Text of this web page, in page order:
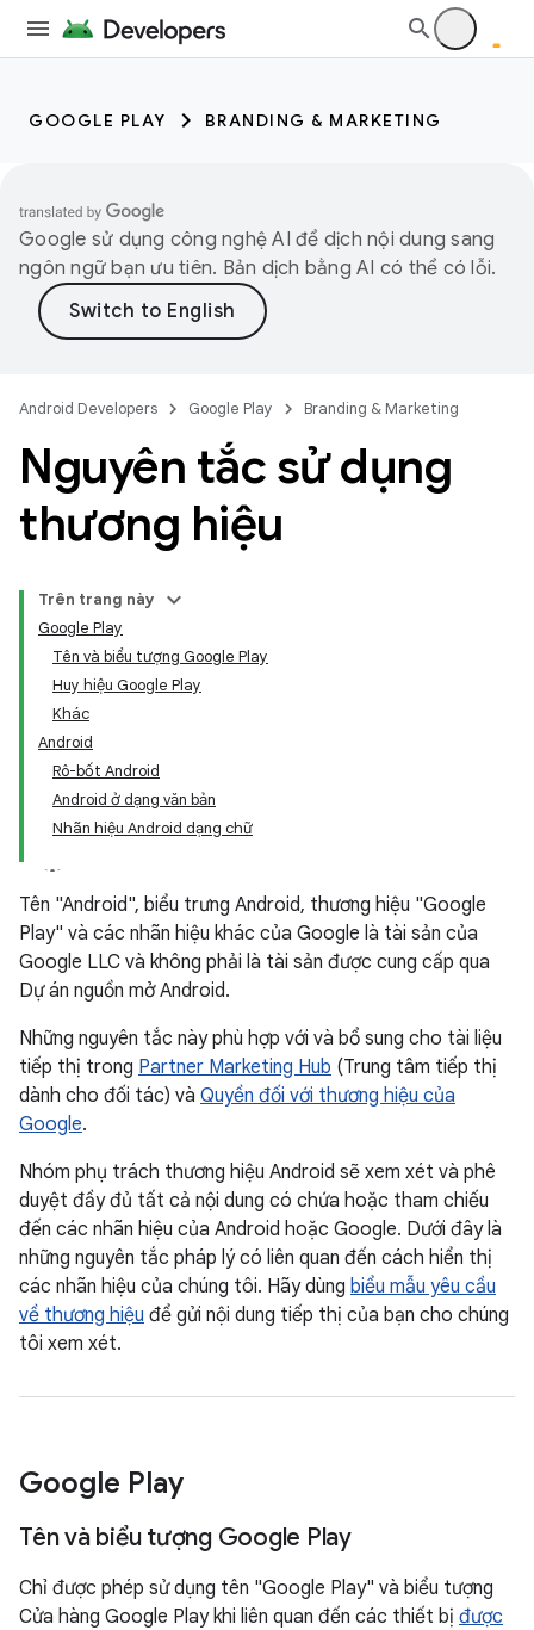
GOOGLE PLAY BRANDING & MARKETING
Google sử dụng công nghệ AI để dịch nội dung sang
ngôn ngữ bạn ưu tiên. Bản dịch bằng AI có thể có lỗi.
Android Developers Google Play Branding & Marketing
Nguyên tắc sử dụng
thương hiệu
Trên trang này
Google Play
Tên và biểu tượng Google Play
Huy hiệu Google Play
Khác
Android
Rô-bốt Android
Android ở dạng văn bản
Nhãn hiệu Android dạng chữ
Tên "Android", biểu trưng Android, thương hiệu "Google
Play" và các nhãn hiệu khác của Google là tài sản của
Google LLC và không phải là tài sản được cung cấp qua
Dự án nguồn mở Android.
Những nguyên tắc này phù hợp với và bổ sung cho tài liệu
tiếp thị trong Partner Marketing Hub (Trung tâm tiếp thị
dành cho đối tác) và Quyền đối với thương hiệu của
Google.
Nhóm phụ trách thương hiệu Android sẽ xem xét và phê
duyệt đầy đủ tất cả nội dung có chứa hoặc tham chiếu
đến các nhãn hiệu của Android hoặc Google. Dưới đây là
những nguyên tắc pháp lý có liên quan đến cách hiển thị
các nhãn hiệu của chúng tôi. Hãy dùng biểu mẫu yêu cầu
về thương hiệu để gửi nội dung tiếp thị của bạn cho chúng
tôi xem xét.
Google Play
Tên và biểu tượng Google Play
Chỉ được phép sử dụng tên "Google Play" và biểu tượng
Cửa hàng Google Play khi liên quan đến các thiết bị được